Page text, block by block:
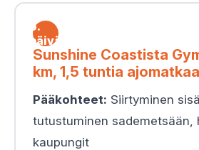
6.
päivä
Sunshine Coastista
km, 1,5 tuntia
Pääkohteet: Siirtyminen
tutustuminen sademetsään,
kaupungit